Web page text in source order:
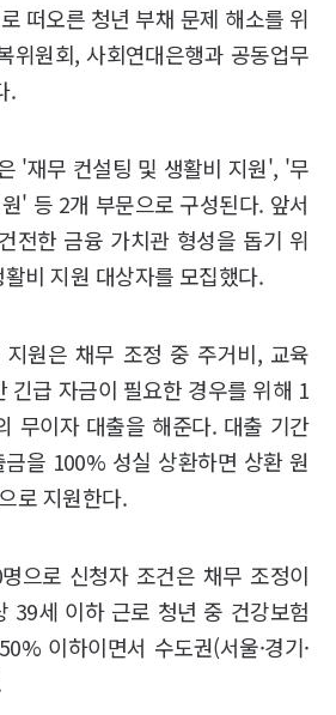
떠오른 청년 부채 문제 해소를 위
위원회, 사회연대은행과 공동업무
.
'재무 컨설팅 및 생활비 지원', '무
' 등 2개 부문으로 구성된다. 앞서
전한 금융 가치관 형성을 돕기 위
비 지원 대상자를 모집했다.
원은 채무 조정 중 주거비, 교육
긴급 자금이 필요한 경우를 위해 1
무이자 대출을 해준다. 대출 기간
을 100% 성실 상환하면 상환 원
로 지원한다.
으로 신청자 조건은 채무 조정이
39세 이하 근로 청년 중 건강보험
이하이면서 수도권(서울·경기·